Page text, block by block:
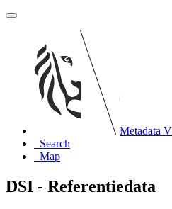
Metadata
Search
Map
DSI - Referentiedata